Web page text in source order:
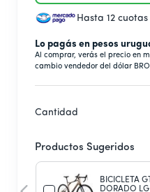
Hasta 12
Lo pagás en pesos
Al comprar, verás el precio en
cambio vendedor del dólar
Cantidad
Productos Sugeridos
BICICLETA
DORADO LG